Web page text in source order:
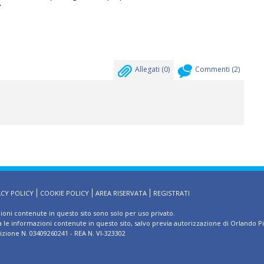
Allegati (0) Commenti (2)
POLICY COOKIE POLICY AREA RISERVATA REGISTRATI
contenute in questo sito sono solo per uso privato.
informazioni contenute in questo sito, salvo previa autorizzazione di Orlando
N. 03409260241 - REA N. VI-323302